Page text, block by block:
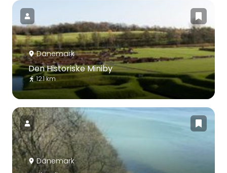
Dänemark
Den Historiske Miniby
12.1 km
Dänemark